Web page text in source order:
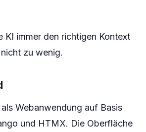
KI immer den richtigen Kontext
zu wenig.
Webanwendung auf Basis
und HTMX. Die Oberfläche